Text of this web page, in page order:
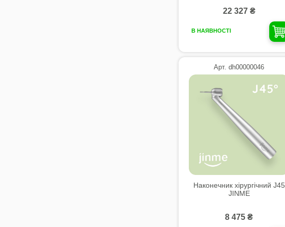
22 327 ₴
В НАЯВНОСТІ
Арт. dh00000046
Наконечник хірургічний J45
JINME
8 475 ₴